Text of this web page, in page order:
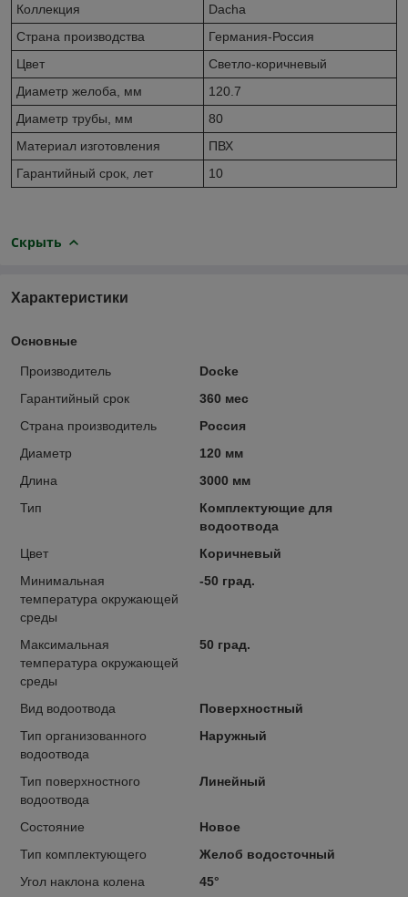
Коллекция
Dacha
Страна производства
Германия-Россия
Цвет
Светло-коричневый
Диаметр желоба, мм
120.7
Диаметр трубы, мм
80
Материал изготовления
ПВХ
Гарантийный срок, лет
10
Скрыть
Характеристики
Основные
Производитель
Docke
Гарантийный срок
360 мес
Страна производитель
Россия
Диаметр
120 мм
Длина
3000 мм
Тип
Комплектующие для
водоотвода
Цвет
Коричневый
Минимальная
температура окружающей
среды
-50 град.
Максимальная
температура окружающей
среды
50 град.
Вид водоотвода
Поверхностный
Тип организованного
водоотвода
Наружный
Тип поверхностного
водоотвода
Линейный
Состояние
Новое
Тип комплектующего
Желоб водосточный
Угол наклона колена
45°